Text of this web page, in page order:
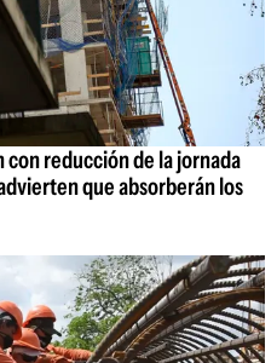
reducción de la jornada
que absorberán los